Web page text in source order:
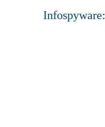
Infospyware: